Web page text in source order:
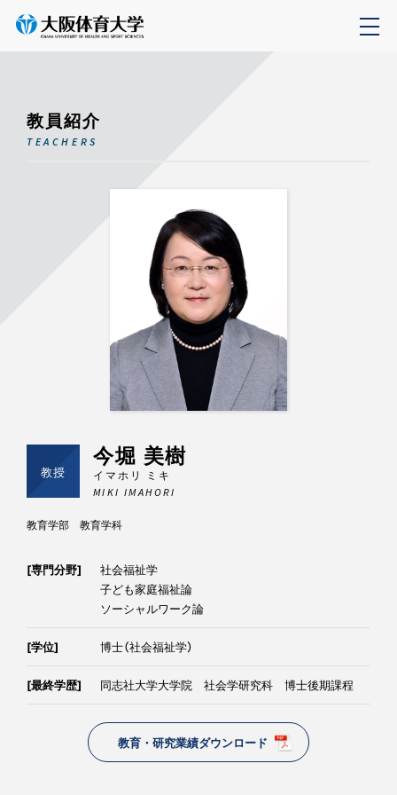
教員紹介
TEACHERS
教授
今堀 美樹
イマホリ ミキ
MIKI IMAHORI
教育学部 教育学科
[専門分野]
社会福祉学
子ども家庭福祉論
ソーシャルワーク論
[学位] 博士（社会福祉学）
[最終学歴] 同志社大学大学院 社会学研究科 博士後期課程
教育・研究業績ダウンロード